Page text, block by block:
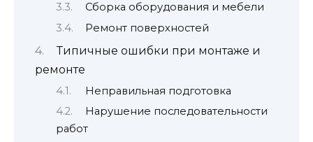
Сборка оборудования и мебели
Ремонт поверхностей
Типичные ошибки при монтаже и
ремонте
Неправильная подготовка
Нарушение последовательности
работ